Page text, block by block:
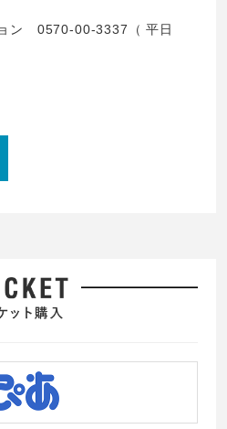
ョン 0570-00-3337（ 平日